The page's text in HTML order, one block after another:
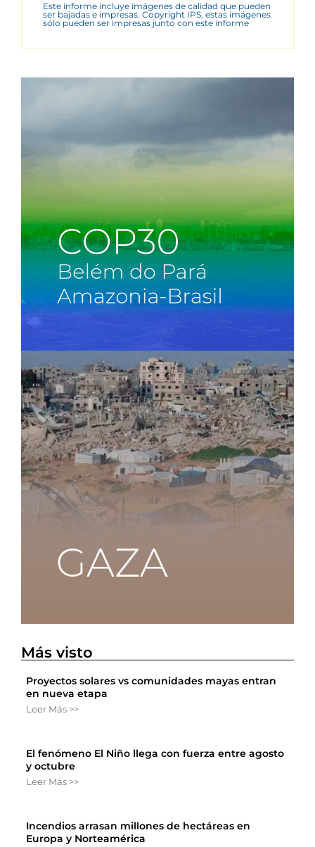
Este informe incluye imágenes de calidad que pueden
ser bajadas e impresas. Copyright IPS, estas imágenes
sólo pueden ser impresas junto con este informe
Más visto
Proyectos solares vs comunidades mayas entran
en nueva etapa
Leer Más >>
El fenómeno El Niño llega con fuerza entre agosto
y octubre
Leer Más >>
Incendios arrasan millones de hectáreas en
Europa y Norteamérica